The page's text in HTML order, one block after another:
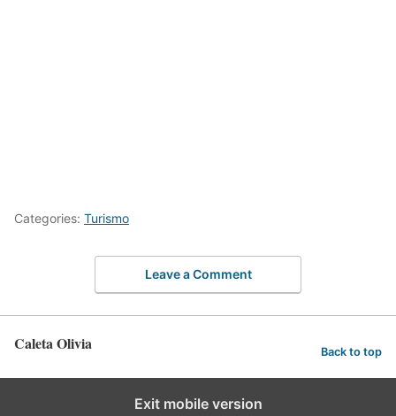
Categories: Turismo
Leave a Comment
Caleta Olivia Back to top
Exit mobile version